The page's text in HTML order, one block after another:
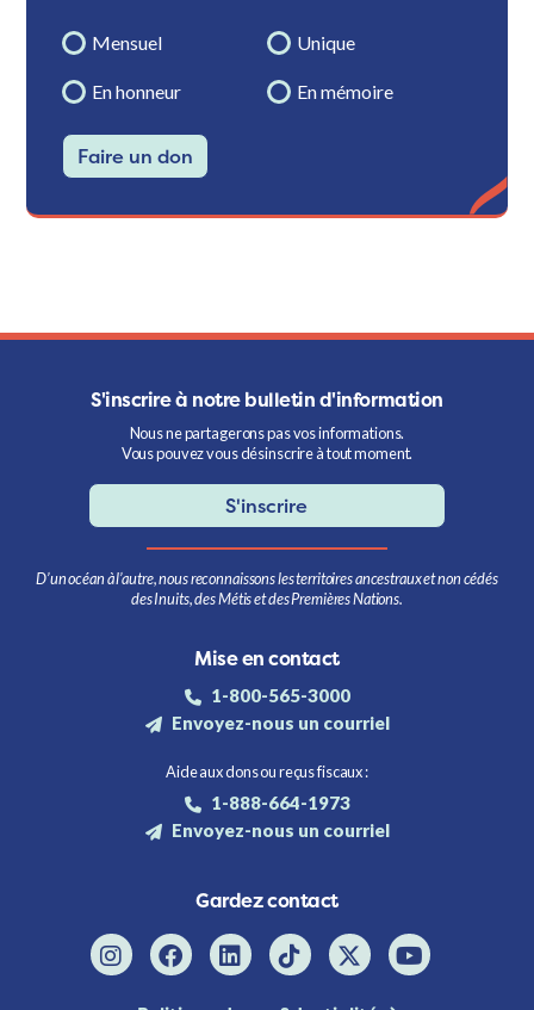
Mensuel Unique
En honneur En mémoire
Faire un don
S'inscrire à notre bulletin d'information
Nous ne partagerons pas vos informations.
Vous pouvez vous désinscrire à tout moment.
S'inscrire
D’un océan à l’autre, nous reconnaissons les territoires ancestraux et non cédés
des Inuits, des Métis et des Premières Nations.
Mise en contact
1-800-565-3000
Envoyez-nous un courriel
Aide aux dons ou reçus fiscaux :
1-888-664-1973
Envoyez-nous un courriel
Gardez contact